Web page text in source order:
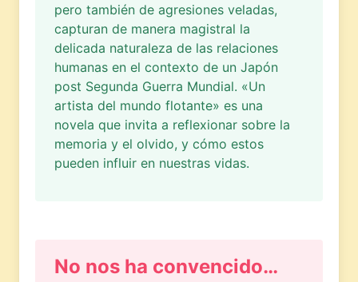
pero también de agresiones veladas,
capturan de manera magistral la
delicada naturaleza de las relaciones
humanas en el contexto de un Japón
post Segunda Guerra Mundial. «Un
artista del mundo flotante» es una
novela que invita a reflexionar sobre la
memoria y el olvido, y cómo estos
pueden influir en nuestras vidas.
No nos ha convencido…